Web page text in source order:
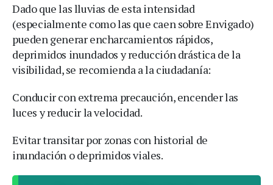
Dado que las lluvias de esta intensidad
(especialmente como las que caen sobre Envigado)
pueden generar encharcamientos rápidos,
deprimidos inundados y reducción drástica de la
visibilidad, se recomienda a la ciudadanía:
Conducir con extrema precaución, encender las
luces y reducir la velocidad.
Evitar transitar por zonas con historial de
inundación o deprimidos viales.